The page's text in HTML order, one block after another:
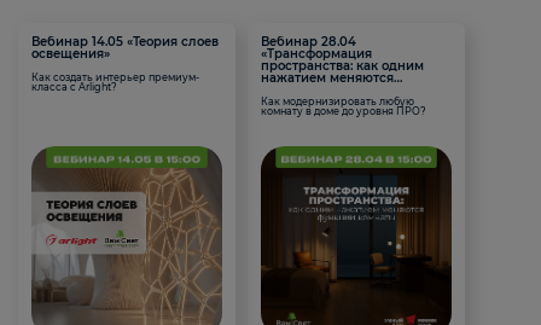
Вебинар 14.05 «Теория слоев
освещения»
Как создать интерьер премиум-
класса с Arlight?
Вебинар 28.04
«Трансформация
пространства: как одним
нажатием меняются
Как модернизировать любую
комнату в доме до уровня ПРО?